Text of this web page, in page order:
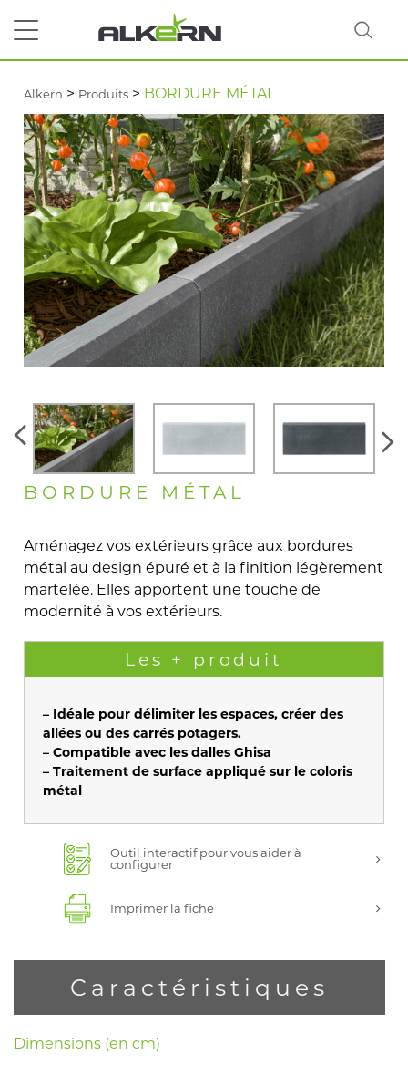
RECHERCHER
Alkern > Produits > BORDURE MÉTAL
BORDURE MÉTAL
Aménagez vos extérieurs grâce aux bordures
métal au design épuré et à la finition légèrement
martelée. Elles apportent une touche de
modernité à vos extérieurs.
Les + produit
– Idéale pour délimiter les espaces, créer des
allées ou des carrés potagers.
– Compatible avec les dalles Ghisa
– Traitement de surface appliqué sur le coloris
métal
Outil interactif pour vous aider à
configurer
Imprimer la fiche
Caractéristiques
Dimensions (en cm)